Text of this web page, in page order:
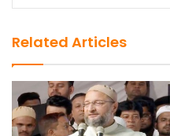
Related Articles